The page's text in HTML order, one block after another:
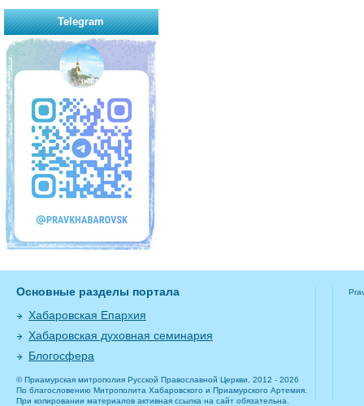
Telegram
Основные разделы портала
Хабаровская Епархия
Хабаровская духовная семинария
Блогосфера
© Приамурская митрополия Русской Православной Церкви, 2012 - 2026
По благословению Митрополита Хабаровского и Приамурского Артемия.
При копировании материалов активная ссылка на сайт обязательна.